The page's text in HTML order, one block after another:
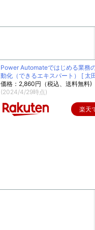
Power Automateではじめる業務
動化（できるエキスパート） [ 太
価格：2,860円（税込、送料無料)
(2024/4/29時点)
楽天